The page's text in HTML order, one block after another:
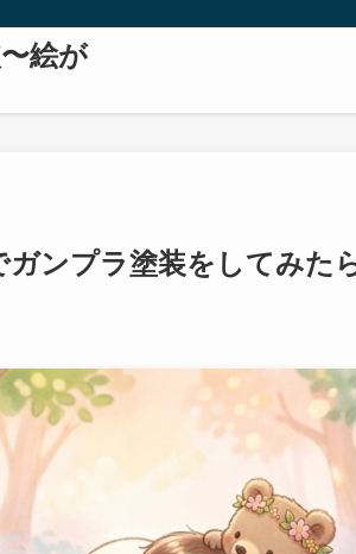
絵が
ンプラ塗装をしてみた